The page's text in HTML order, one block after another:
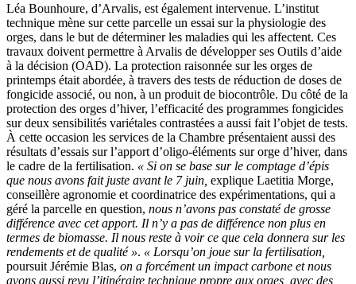
Léa Bounhoure, d’Arvalis, est également intervenue. L’institut
technique mène sur cette parcelle un essai sur la physiologie des
orges, dans le but de déterminer les maladies qui les affectent. Ces
travaux doivent permettre à Arvalis de développer ses Outils d’aide
à la décision (OAD). La protection raisonnée sur les orges de
printemps était abordée, à travers des tests de réduction de doses de
fongicide associé, ou non, à un produit de biocontrôle. Du côté de la
protection des orges d’hiver, l’efficacité des programmes fongicides
sur deux sensibilités variétales contrastées a aussi fait l’objet de tests.
À cette occasion les services de la Chambre présentaient aussi des
résultats d’essais sur l’apport d’oligo-éléments sur orge d’hiver, dans
le cadre de la fertilisation. « Si on se base sur le comptage d’épis
que nous avons fait juste avant le 7 juin, explique Laetitia Morge,
conseillère agronomie et coordinatrice des expérimentations, qui a
géré la parcelle en question, nous n’avons pas constaté de grosse
différence avec cet apport. Il n’y a pas de différence non plus en
termes de biomasse. Il nous reste à voir ce que cela donnera sur les
rendements et de qualité ». « Lorsqu’on joue sur la fertilisation,
poursuit Jérémie Blas, on a forcément un impact carbone et nous
avons aussi revu l’itinéraire technique propre aux orges, avec des